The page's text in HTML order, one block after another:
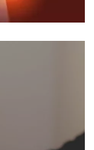
לכל העוסקים